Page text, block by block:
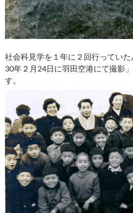
社会科見学を１年に２回行ってい
30年２月24日に羽田空港にて撮影
す。